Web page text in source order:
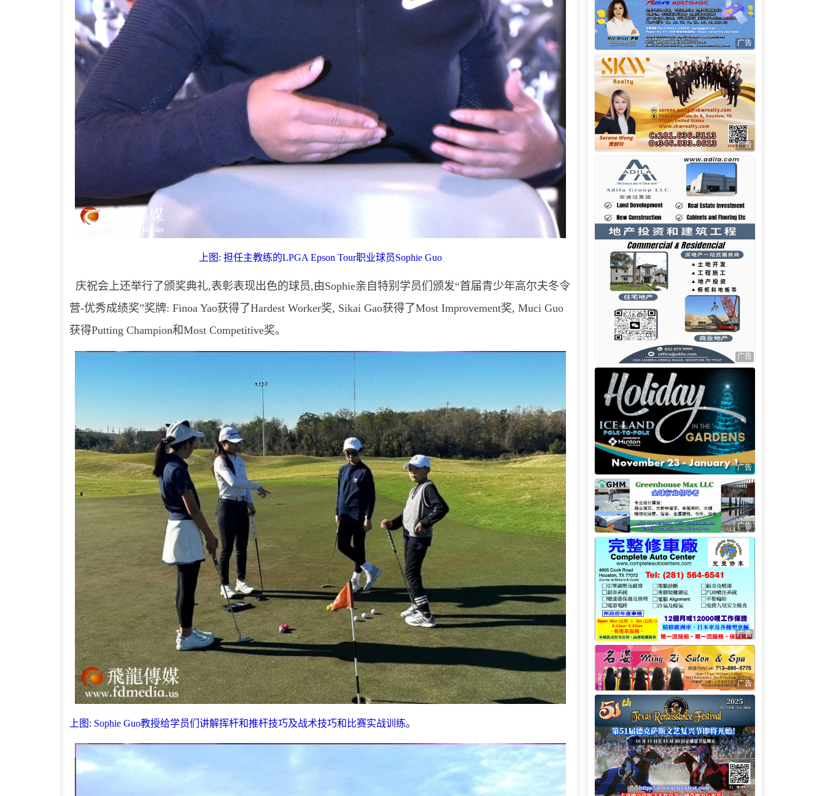
上图: 担任主教练的LPGA Epson Tour职业球员Sophie Guo
庆祝会上还举行了颁奖典礼,表彰表现出色的球员,由Sophie亲自特别学员们颁发“首届青少年高尔夫冬令
营-优秀成绩奖”奖牌: Finoa Yao获得了Hardest Worker奖, Sikai Gao获得了Most Improvement奖, Muci Guo
获得Putting Champion和Most Competitive奖。
上图: Sophie Guo教授给学员们讲解挥杆和推杆技巧及战术技巧和比赛实战训练。
广告
广告
广告
广告
广告
广告
广告